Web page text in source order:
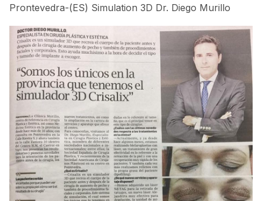
ความคิดเห็นของคนไข้
Prontevedra-(ES) Simulation 3D Dr. Diego Murillo